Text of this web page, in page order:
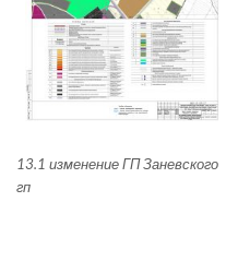
13.1 изменение ГП Заневского
гп